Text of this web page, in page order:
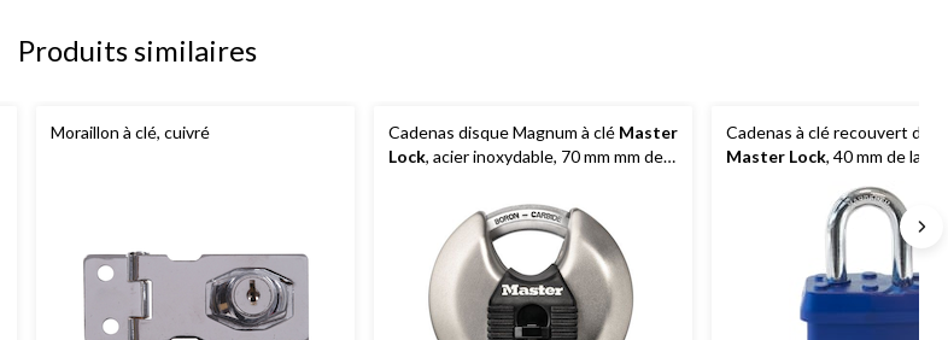
Produits similaires
Moraillon à clé, cuivré Cadenas disque Magnum à clé Master
Lock, acier inoxydable, 70 mm mm de
Cadenas à clé recouvert
Master Lock, 40 mm de